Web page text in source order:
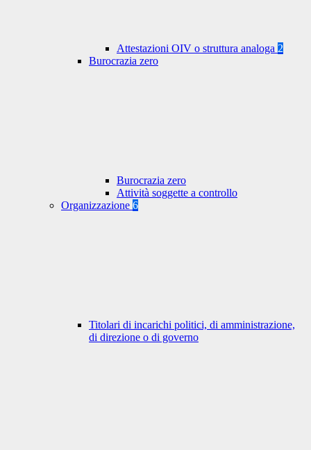
Attestazioni OIV o struttura analoga 2
Burocrazia zero
Burocrazia zero
Attività soggette a controllo
Organizzazione 6
Titolari di incarichi politici, di amministrazione,
di direzione o di governo